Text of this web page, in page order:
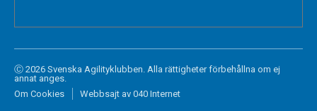
Ⓒ 2026 Svenska Agilityklubben. Alla rättigheter förbehållna om ej
annat anges.
Om Cookies
Webbsajt av 040 Internet